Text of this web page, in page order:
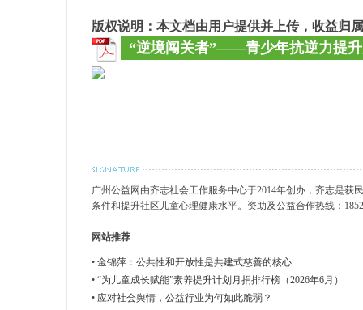
版权说明：本文档由用户提供并上传，收益归
“逆境闯关者”——青少年抗逆力提
广州公益网由齐志社会工作服务中心于2014年创办，齐志是
条件和提升社区儿童心理健康水平。资助及公益合作热线：
网站推荐
• 金锦萍：公共性和开放性是共建式慈善的核心
• “为儿童成长赋能”素养提升计划月捐排行榜（2026年6月）
• 应对社会舆情，公益行业为何如此脆弱？